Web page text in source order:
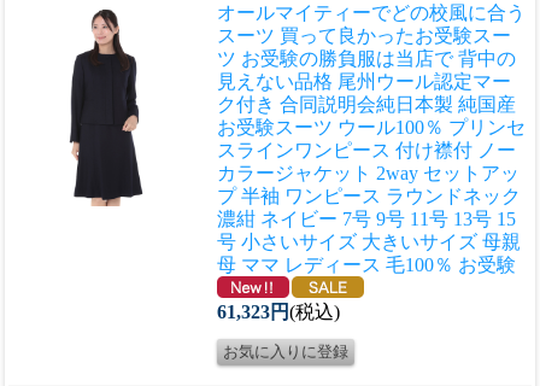
オールマイティーでどの校風に合う
スーツ 買って良かったお受験スー
ツ お受験の勝負服は当店で 背中の
見えない品格 尾州ウール認定マー
ク付き 合同説明会純日本製 純国産
お受験スーツ ウール100％ プリンセ
スラインワンピース 付け襟付 ノー
カラージャケット 2way セットアッ
プ 半袖 ワンピース ラウンドネック
濃紺 ネイビー 7号 9号 11号 13号 15
号 小さいサイズ 大きいサイズ 母親
母 ママ レディース 毛100％ お受験
61,323円(税込)